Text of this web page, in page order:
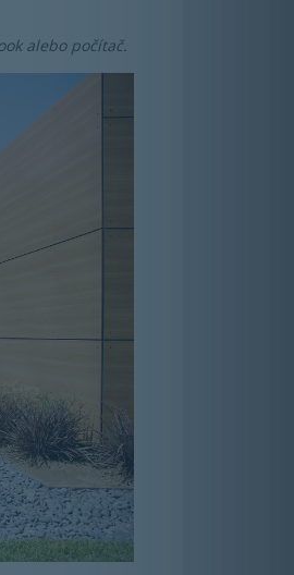
alebo počítač.